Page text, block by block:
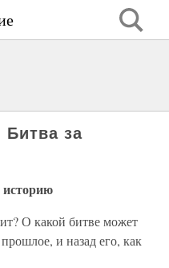
за
О какой битве может
и назад его, как